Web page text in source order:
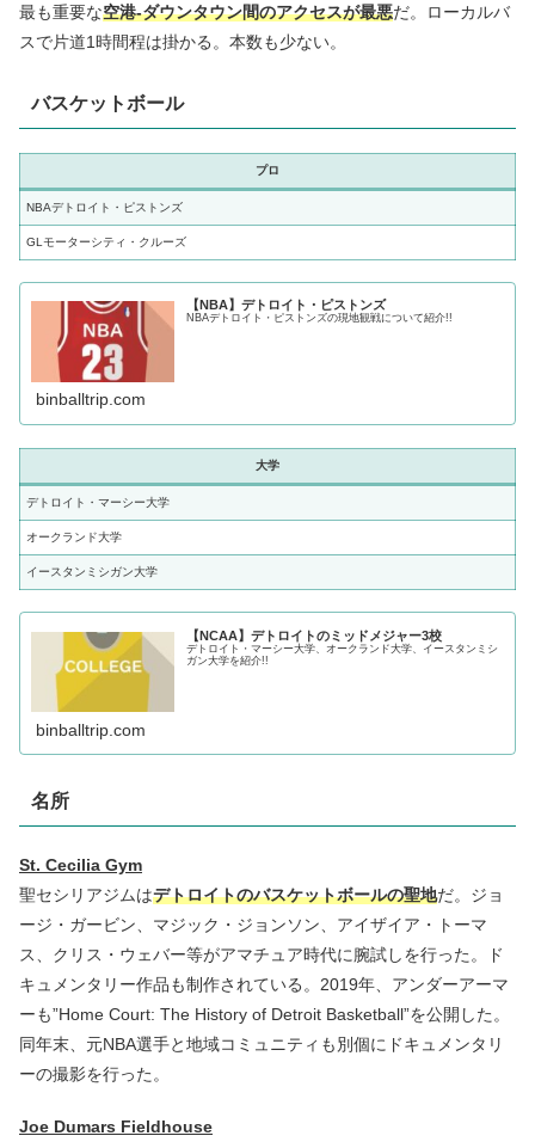
最も重要な空港-ダウンタウン間のアクセスが最悪だ。ローカルバ
スで片道1時間程は掛かる。本数も少ない。
バスケットボール
プロ
NBAデトロイト・ピストンズ
GLモーターシティ・クルーズ
【NBA】デトロイト・ピストンズ
NBAデトロイト・ピストンズの現地観戦について紹介!!
binballtrip.com
大学
デトロイト・マーシー大学
オークランド大学
イースタンミシガン大学
【NCAA】デトロイトのミッドメジャー3校
デトロイト・マーシー大学、オークランド大学、イースタンミシ
ガン大学を紹介!!
binballtrip.com
名所
St. Cecilia Gym
聖セシリアジムはデトロイトのバスケットボールの聖地だ。ジョ
ージ・ガービン、マジック・ジョンソン、アイザイア・トーマ
ス、クリス・ウェバー等がアマチュア時代に腕試しを行った。ド
キュメンタリー作品も制作されている。2019年、アンダーアーマ
ーも”Home Court: The History of Detroit Basketball”を公開した。
同年末、元NBA選手と地域コミュニティも別個にドキュメンタリ
ーの撮影を行った。
Joe Dumars Fieldhouse